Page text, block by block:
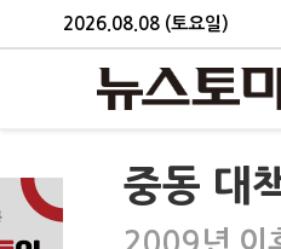
2026.08.08 (토요일)
중동 대